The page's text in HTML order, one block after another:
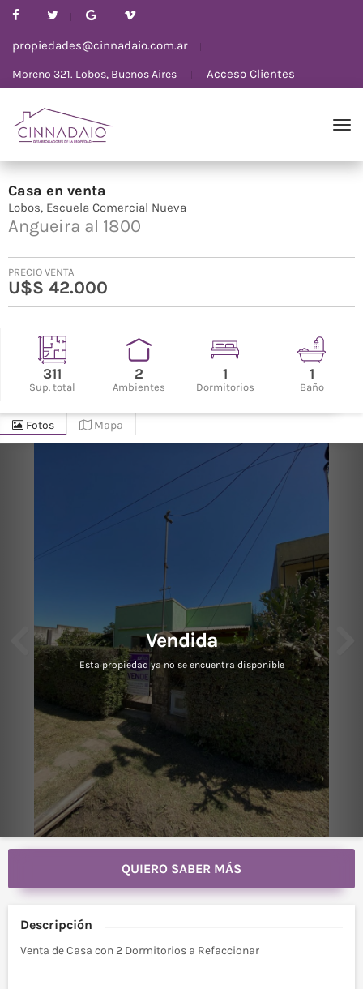
propiedades@cinnadaio.com.ar
Moreno 321. Lobos, Buenos Aires Acceso Clientes
Casa en venta
Lobos Escuela Comercial Nueva
Angueira al 1800
PRECIO VENTA
U$S 42.000
311
Sup. total
2
Ambientes
1
Dormitorios
1
Baño
Fotos Mapa
Vendida
QUIERO SABER MÁS
Descripción
Venta de Casa con 2 Dormitorios a Refaccionar